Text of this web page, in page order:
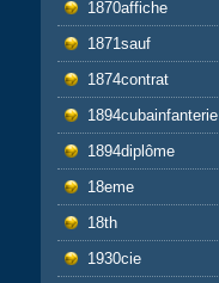
1870affiche
1871sauf
1874contrat
1894cubainfanterie
1894diplôme
18eme
18th
1930cie